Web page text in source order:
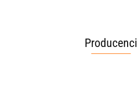
Producenci